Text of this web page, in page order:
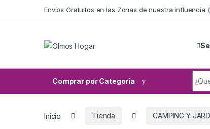
Skip to navigationEnvíos Gratuitos en las Zonas de nuestra influencia
Comprar por Categoría
Inicio Tienda CAMPING Y